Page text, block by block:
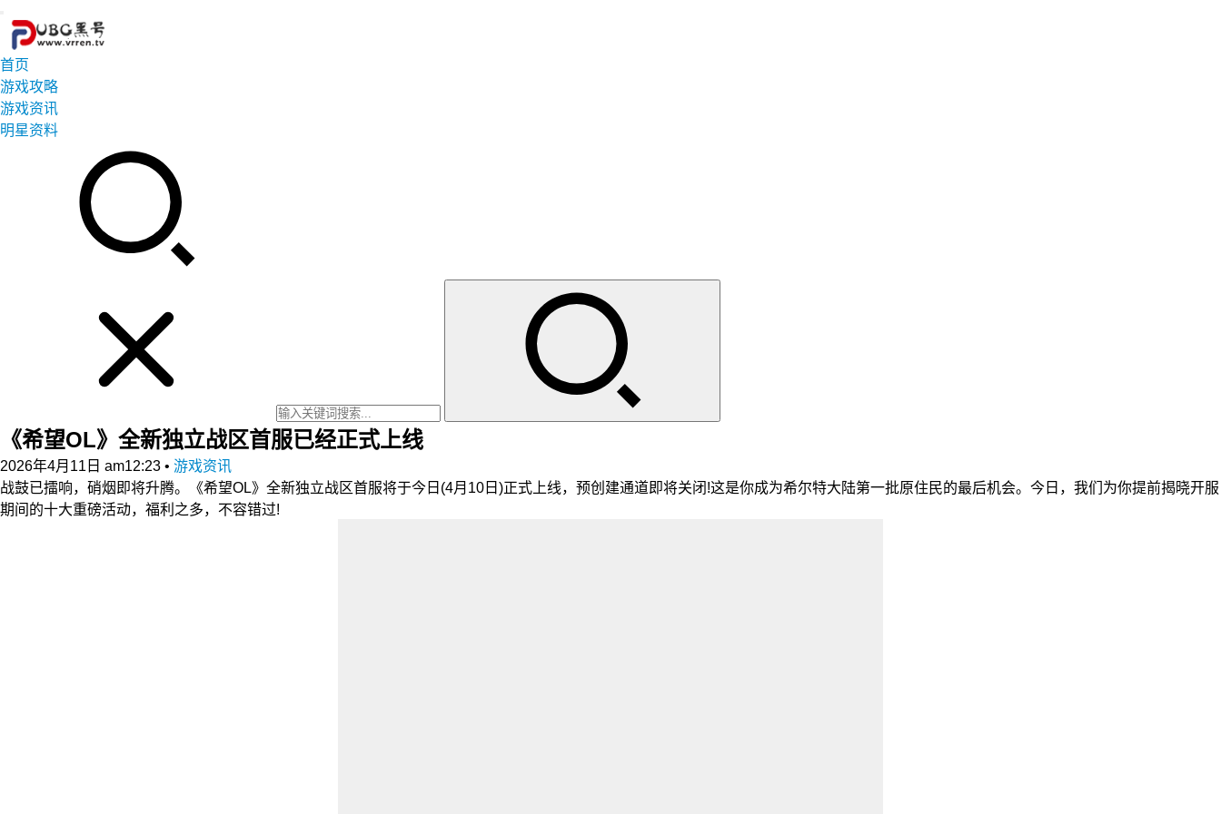
首页
游戏攻略
游戏资讯
明星资料
《希望OL》全新独立战区首服已经正式上线
2026年4月11日 am12:23 • 游戏资讯
战鼓已擂响，硝烟即将升腾。《希望OL》全新独立战区首服将于今日(4月10日)正式上线，预创建通道即将关闭!这是你成为希尔特大陆第一批原住民的最后机会。今日，我们为你提前揭晓开服
期间的十大重磅活动，福利之多，不容错过!